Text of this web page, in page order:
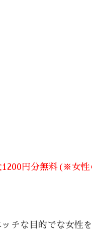
円分無料(※女性
チな目的でな女性